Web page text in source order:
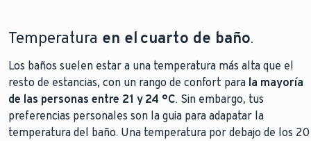
Temperatura en el cuarto de baño.
Los baños suelen estar a una temperatura más alta que el
resto de estancias, con un rango de confort para la mayoría
de las personas entre 21 y 24 °C. Sin embargo, tus
preferencias personales son la guia para adapatar la
temperatura del baño. Una temperatura por debajo de los 20